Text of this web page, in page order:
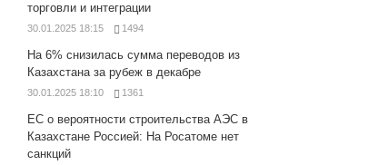
торговли и интеграции
30.01.2025 18:15 1494
На 6% снизилась сумма переводов из
Казахстана за рубеж в декабре
30.01.2025 18:10 1361
ЕС о вероятности строительства АЭС в
Казахстане Россией: На Росатоме нет
санкций